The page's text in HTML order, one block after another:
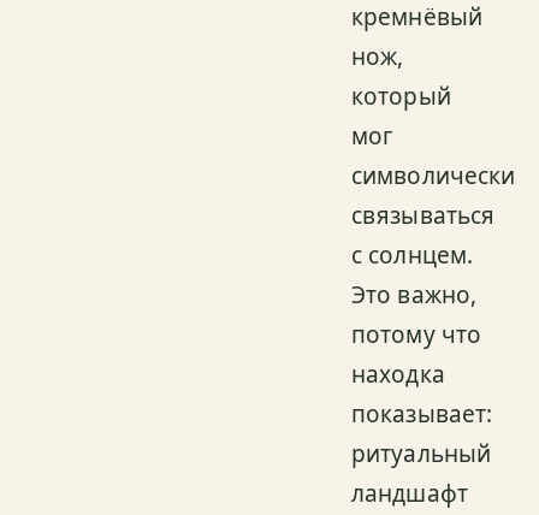
кремнёвый
нож,
который
мог
символически
связываться
с солнцем.
Это важно,
потому что
находка
показывает:
ритуальный
ландшафт